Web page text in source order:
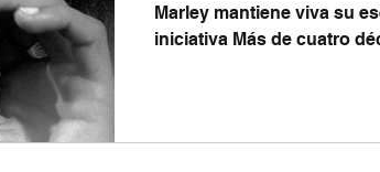
Marley mantiene viva su
iniciativa Más de cuatro
trascendiendo